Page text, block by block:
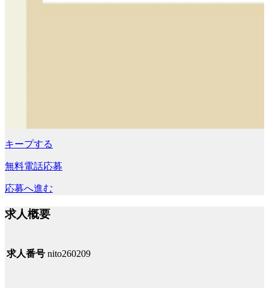
キープする
無料電話応募
応募へ進む
求人概要
求人番号 nito260209